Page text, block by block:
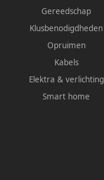
Gereedschap
Klusbenodigdheden
Opruimen
Kabels
Elektra & verlichting
Smart home